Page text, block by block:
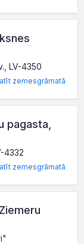
LV-4350
zemesgrāmatā
pagasta,
4332
zemesgrāmatā